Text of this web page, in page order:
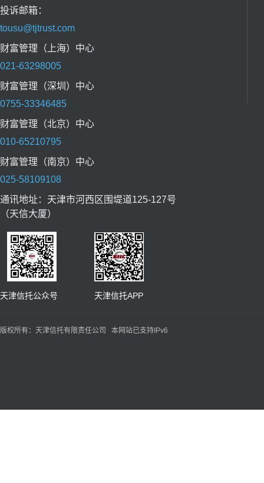
投诉邮箱：
tousu@tjtrust.com
财富管理（上海）中心
021-63298005
财富管理（深圳）中心
0755-33346485
财富管理（北京）中心
010-65210795
财富管理（南京）中心
025-58109108
通讯地址：天津市河西区围堤道125-127号
（天信大厦）
天津信托公众号 天津信托APP
版权所有：天津信托有限责任公司 本网站已支持IPv6